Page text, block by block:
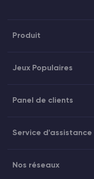
Produit
Jeux Populaires
Panel de clients
Service d'assistance
Nos réseaux